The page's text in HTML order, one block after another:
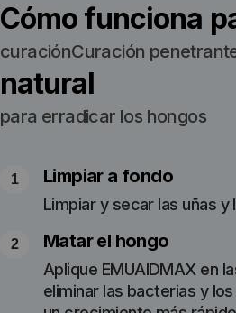
Cómo funciona
curaciónCuración
natural
para erradicar los hongos
Limpiar a fondo
Limpiar y secar las uñas
Matar el hongo
Aplique EMUAIDMAX en
eliminar las bacterias y